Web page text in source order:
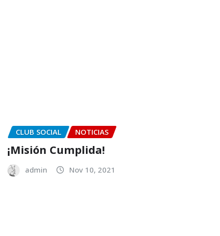
CLUB SOCIAL NOTICIAS
¡Misión Cumplida!
admin Nov 10, 2021